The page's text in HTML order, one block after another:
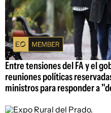
Entre tensiones del FA y el
reuniones políticas
ministros para responder a